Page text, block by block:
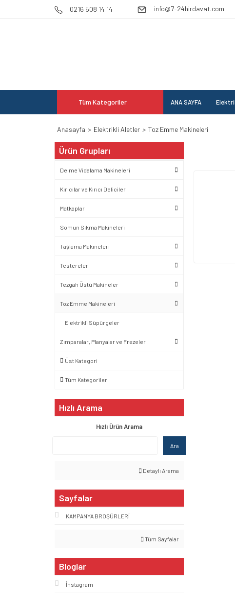
0216 508 14 14 info@7-24hirdavat.com
Tüm Kategoriler ANA SAYFA
Anasayfa Elektrikli Aletler Toz Emme Makineleri
Ürün Grupları
Delme Vidalama Makineleri
Kırıcılar ve Kırıcı Deliciler
Matkaplar
Somun Sıkma Makineleri
Taşlama Makineleri
Testereler
Tezgah Üstü Makineler
Toz Emme Makineleri
Elektrikli Süpürgeler
Zımparalar, Planyalar ve Frezeler
Üst Kategori
Tüm Kategoriler
Hızlı Arama
Hızlı Ürün Arama
Ara
Detaylı Arama
Sayfalar
KAMPANYA BROŞÜRLERİ
Tüm Sayfalar
Bloglar
İnstagram